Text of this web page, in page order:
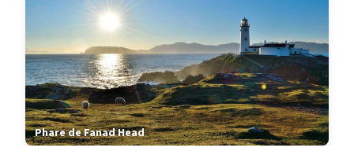
Phare de Fanad Head